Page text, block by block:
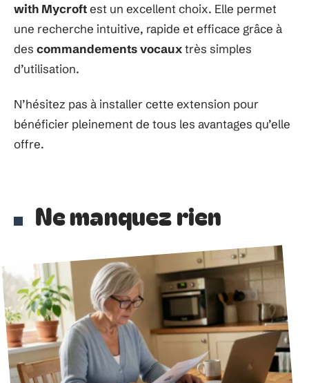
with Mycroftest un excellent choix. Elle permet
une recherche intuitive, rapide et efficace grâce à
des commandements vocauxtrès simples
d’utilisation.
N’hésitez pas à installer cette extension pour
bénéficier pleinement de tous les avantages qu’elle
offre.
Ne manquez rien